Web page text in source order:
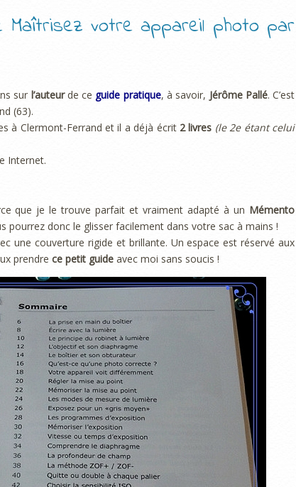
Maîtrisez votre appareil photo par
sur l’auteurde ce guide pratique, à savoir, Jérôme Pallé. C’est
(63).
à Clermont-Ferrand et il a déjà écrit 2 livres (le 2e étant celui
Internet.
que je le trouve parfait et vraiment adapté à un Mémento
pourrez donc le glisser facilement dans votre sac à mains !
une couverture rigide et brillante. Un espace est réservé aux
prendre ce petit guide avec moi sans soucis !